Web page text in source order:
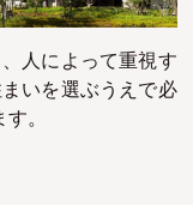
人によって重視す
いを選ぶうえで必
。